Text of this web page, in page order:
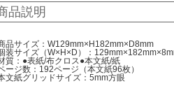
品説明
品サイズ：W129mm×H182mm×D8mm
装サイズ（W×H×D）：
質：●表紙/布クロス●本文紙/紙
ージ数：192ページ（本文紙96枚）
文紙グリッドサイズ：5mm方眼